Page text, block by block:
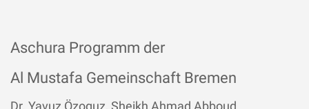
Aschura Programm der
Al Mustafa Gemeinschaft Bremen